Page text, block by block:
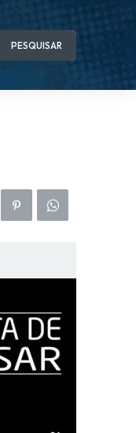
PESQUISAR